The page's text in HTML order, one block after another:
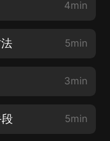
4min
5min
3min
5min